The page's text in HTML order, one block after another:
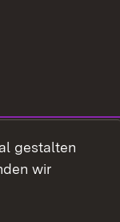
gestalten
wir